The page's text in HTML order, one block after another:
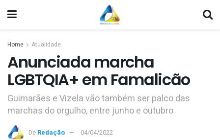
Home Atualidade
Anunciada marcha
LGBTQIA+ em Famalicão
Guimarães e Vizela vão também ser palco das
marchas do orgulho, entre junho e outubro
De Redação 04/04/2022